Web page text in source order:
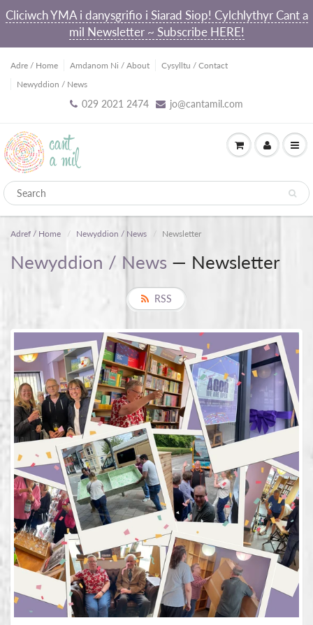
Cliciwch YMA i danysgrifio i Siarad Siop! Cylchlythyr Cant a
mil Newsletter ~ Subscribe HERE!
Adre / Home Amdanom Ni / About
Cysylltu / Contact
Newyddion / News
029 2021 2474 jo@cantamil.com
Adref / Home Newyddion / News Newsletter
Newyddion / News — Newsletter
RSS